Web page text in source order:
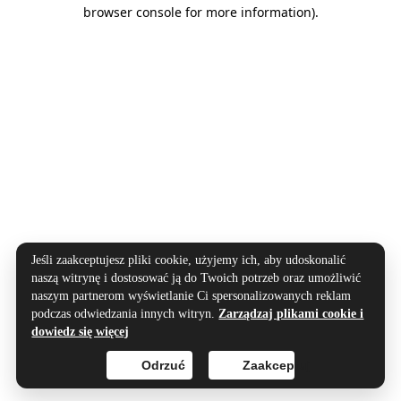
browser console for more information).
Jeśli zaakceptujesz pliki cookie, użyjemy ich, aby udoskonalić
naszą witrynę i dostosować ją do Twoich potrzeb oraz umożliwić
naszym partnerom wyświetlanie Ci spersonalizowanych reklam
podczas odwiedzania innych witryn.Zarządzaj plikami cookie i
dowiedz się więcej
Zaakceptuj
Odrzuć